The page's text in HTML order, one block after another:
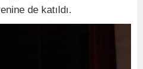
de katıldı.